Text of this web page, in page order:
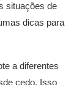
situações de
dicas para
a diferentes
cedo. Isso